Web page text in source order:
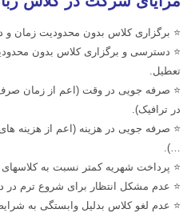
⭐ برگزاری کلاس بدون محدودیت زمان و
⭐ دسترسی و برگزاری کلاس بدون
تعطیل.
⭐ صرفه جویی در وقت (اعم از زمان
در ترافیک).
⭐ صرفه جویی در هزینه (اعم از هزینه
…).
⭐ پرداخت شهریه کمتر نسبت به
⭐ عدم مشکل انتظار برای شروع ترم در
⭐ عدم لغو کلاس بدلیل وابستگی به